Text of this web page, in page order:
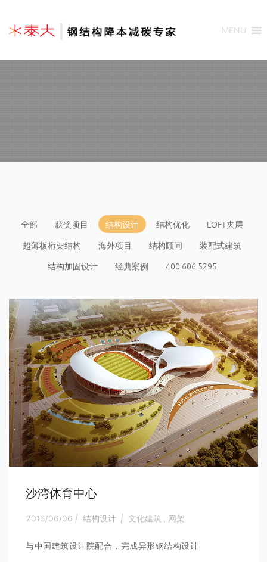
MENU
全部 获奖项目 结构设计 结构优化
LOFT夹层
超薄板桁架结构
海外项目 结构顾问
装配式建筑
结构加固设计
经典案例 400 606 5295
沙湾体育中心
2016/06/06 | 结构设计 | 文化建筑 网架
与中国建筑设计院配合，完成异形钢结构设计